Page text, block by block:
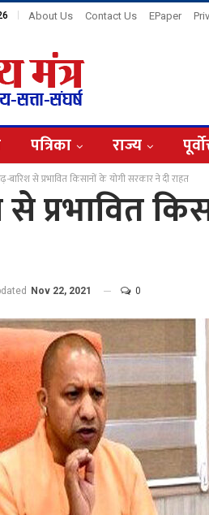
About Us Contact Us EPaper
पत्रिका राज्य
बारिश से प्रभावित किसानों के योगी सरकार ने दी राहत
से प्रभावित
Nov 22, 2021 0